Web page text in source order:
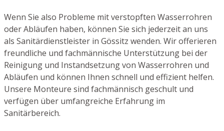
Wenn Sie also Probleme mit verstopften Wasserrohren
oder Abläufen haben, können Sie sich jederzeit an uns
als Sanitärdienstleister in Gössitz wenden. Wir offerieren
freundliche und fachmännische Unterstützung bei der
Reinigung und Instandsetzung von Wasserrohren und
Abläufen und können Ihnen schnell und effizient helfen.
Unsere Monteure sind fachmännisch geschult und
verfügen über umfangreiche Erfahrung im
Sanitärbereich.